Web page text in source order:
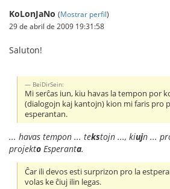
KoLonJaNo (Mostrar perfil)
29 de abril de 2009 19:31:58
Saluton!
BeiDirSein:
Mi serĉas iun, kiu havas la tempon por
(dialogojn kaj kantojn) kion mi faris pro
esperantan.
... havas tempon ... tekstojn ..., kiujn ...
projekto Esperanta.
Ĉar ili devos esti surprizon pro la
volas ke ĉiuj ilin legas.